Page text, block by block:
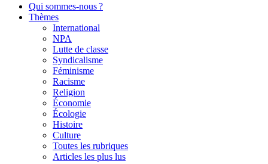
Qui sommes-nous ?
Thèmes
International
NPA
Lutte de classe
Syndicalisme
Féminisme
Racisme
Religion
Économie
Écologie
Histoire
Culture
Toutes les rubriques
Articles les plus lus